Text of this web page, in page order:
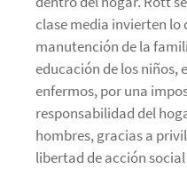
clase media invierten lo
manutención de la
educación de los niños,
enfermos, por una
responsabilidad del
hombres, gracias a
libertad de acción